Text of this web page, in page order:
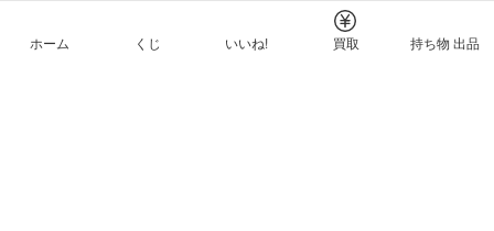
ホーム くじ いいね! 買取 持ち物 出品